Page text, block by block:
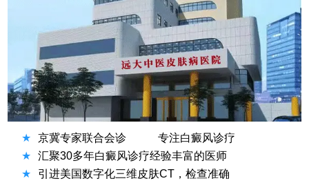
★ 京冀专家联合会诊
专注白癜风诊疗
★
汇聚30多年白癜风诊疗经验丰富的医师
★
引进美国数字化三维皮肤CT，检查准确